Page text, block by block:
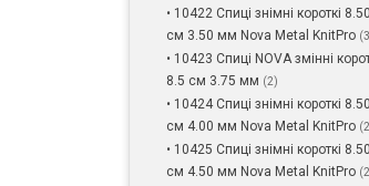
• 10422 Спиці знімні короткі 8.50
см 3.50 мм Nova Metal KnitPro
• 10423 Спиці NOVA змінні
8.5 см 3.75 мм (2)
• 10424 Спиці знімні короткі 8.50
см 4.00 мм Nova Metal KnitPro
• 10425 Спиці знімні короткі 8.50
см 4.50 мм Nova Metal KnitPro